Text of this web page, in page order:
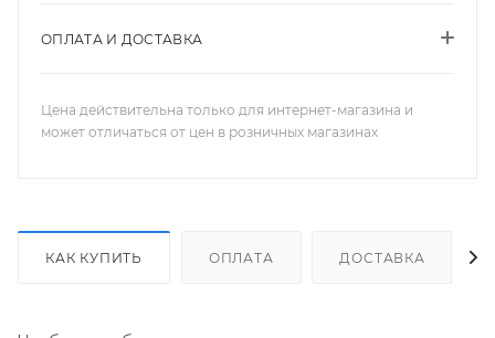
ОПЛАТА И ДОСТАВКА
Цена действительна только для интернет-магазина и
может отличаться от цен в розничных магазинах
КАК КУПИТЬ ОПЛАТА ДОСТАВКА